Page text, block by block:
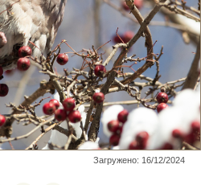
Загружено: 16/12/2024